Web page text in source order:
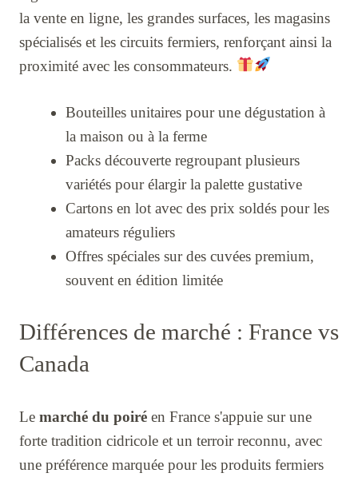
la vente en ligne, les grandes surfaces, les magasins
spécialisés et les circuits fermiers, renforçant ainsi la
proximité avec les consommateurs.
Bouteilles unitaires pour une dégustation à
la maison ou à la ferme
Packs découverte regroupant plusieurs
variétés pour élargir la palette gustative
Cartons en lot avec des prix soldés pour les
amateurs réguliers
Offres spéciales sur des cuvées premium,
souvent en édition limitée
Différences de marché : France vs
Canada
Le marché du poiré en France s'appuie sur une
forte tradition cidricole et un terroir reconnu, avec
une préférence marquée pour les produits fermiers